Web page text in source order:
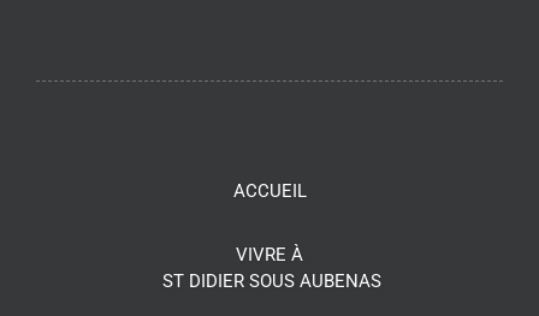
ACCUEIL
VIVRE À
ST DIDIER SOUS AUBENAS